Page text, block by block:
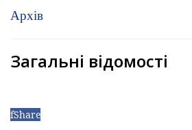
Архів
Загальні відомості
fShare